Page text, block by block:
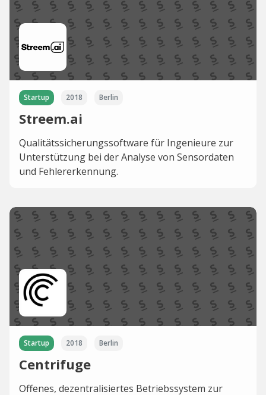
Startup 2018 Berlin
Streem.ai
Qualitätssicherungssoftware für Ingenieure zur
Unterstützung bei der Analyse von Sensordaten
und Fehlererkennung.
Startup 2018 Berlin
Centrifuge
Offenes, dezentralisiertes Betriebssystem zur